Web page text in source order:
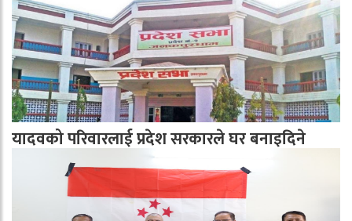
यादवको परिवारलाई प्रदेश सरकारले घर बनाइदिने